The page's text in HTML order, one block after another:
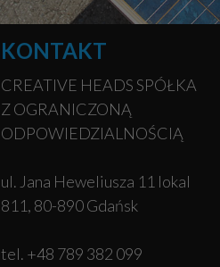
KONTAKT
CREATIVE HEADS SPÓŁKA
Z OGRANICZONĄ
ODPOWIEDZIALNOŚCIĄ
ul. Jana Heweliusza 11 lokal
811, 80-890 Gdańsk
tel. +48 789 382 099